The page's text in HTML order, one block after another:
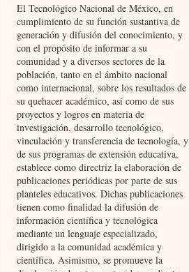
El Tecnológico Nacional de México, en
cumplimiento de su función sustantiva de
generación y difusión del conocimiento, y
con el propósito de informar a su
comunidad y a diversos sectores de la
población, tanto en el ámbito nacional
como internacional, sobre los resultados de
su quehacer académico, así como de sus
proyectos y logros en materia de
investigación, desarrollo tecnológico,
vinculación y transferencia de tecnología, y
de sus programas de extensión educativa,
establece como directriz la elaboración de
publicaciones periódicas por parte de sus
planteles educativos. Dichas publicaciones
tienen como finalidad la difusión de
información científica y tecnológica
mediante un lenguaje especializado,
dirigido a la comunidad académica y
científica. Asimismo, se promueve la